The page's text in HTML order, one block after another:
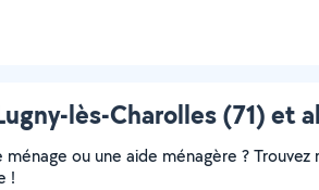
lès-Charolles (71) et
ou une aide ménagère ?
!